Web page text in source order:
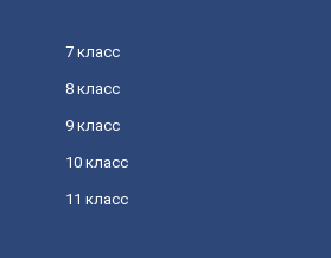
7 класс
8 класс
9 класс
10 класс
11 класс